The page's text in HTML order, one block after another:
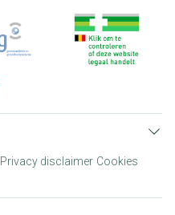
Privacy disclaimer Cookies